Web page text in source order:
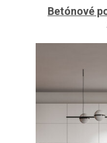
Betónové